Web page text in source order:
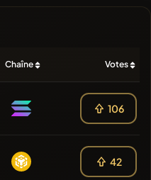
Chaîne Votes
106
42